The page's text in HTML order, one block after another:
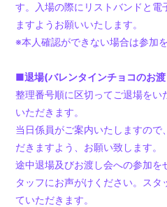
す。入場の際にリストバンドと電
ますようお願いいたします。
※本⼈確認ができない場合は参加
■退場(バレンタインチョコのお
整理番号順に区切ってご退場をい
いただきます。
当日係員がご案内いたしますので
だきますよう、お願い致します。
途中退場及びお渡し会への参加を
タッフにお声がけください。ス
ていただきます。